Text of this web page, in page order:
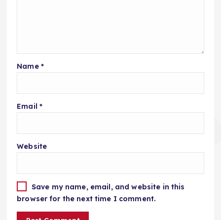
Name *
Email *
Website
Save my name, email, and website in this
browser for the next time I comment.